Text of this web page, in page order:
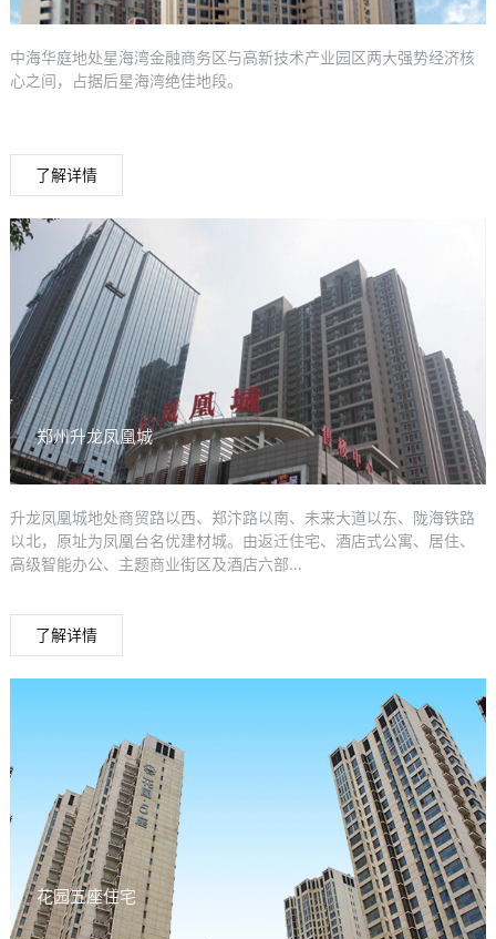
中海华庭地处星海湾金融商务区与高新技术产业园区两大强势经济核
心之间，占据后星海湾绝佳地段。
了解详情
郑州升龙凤凰城
升龙凤凰城地处商贸路以西、郑汴路以南、未来大道以东、陇海铁路
以北，原址为凤凰台名优建材城。由返迁住宅、酒店式公寓、居住、
高级智能办公、主题商业街区及酒店六部...
了解详情
花园五座住宅